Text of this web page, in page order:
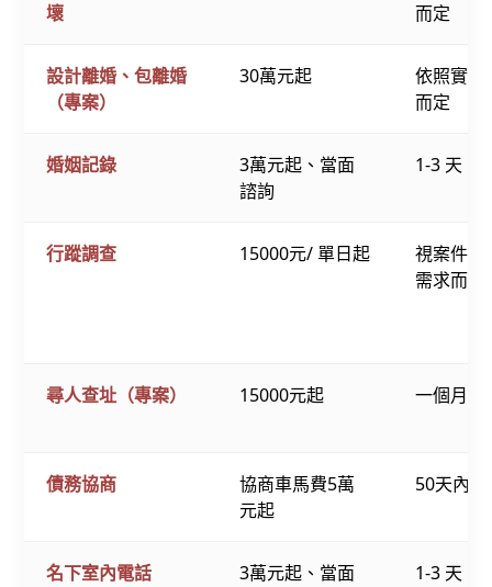
壞
而定
設計離婚、包離婚
（專案）
30萬元起
依照實際
而定
婚姻記錄
3萬元起、當面
諮詢
1-3 天
行蹤調查 15000元/ 單日起
視案件及
需求而定
尋人查址（專案） 15000元起 一個月內
債務協商
協商車馬費5萬
元起
50天內
名下室內電話
3萬元起、當面
1-3 天